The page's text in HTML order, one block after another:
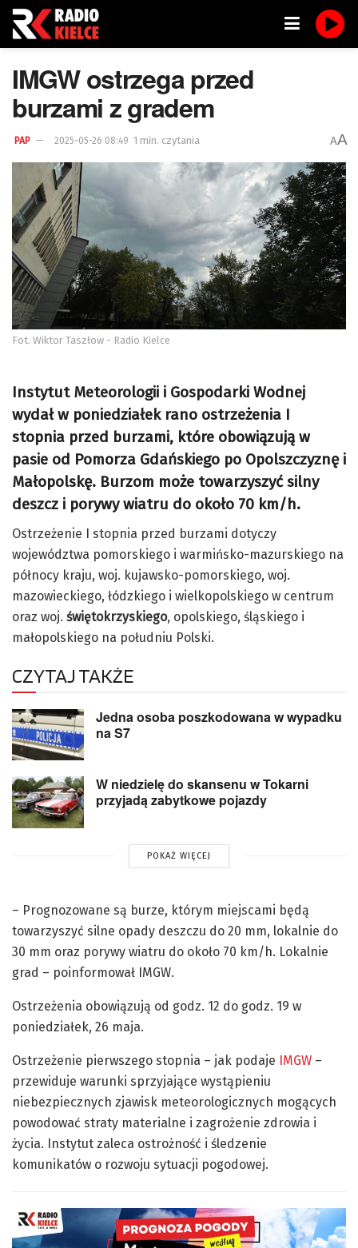
IMGW ostrzega przed
burzami z gradem
PAP 2025-05-26 08:49 1 min. czytania AA
Fot. Wiktor Taszłow - Radio Kielce
Instytut Meteorologii i Gospodarki Wodnej
wydał w poniedziałek rano ostrzeżenia I
stopnia przed burzami, które obowiązują w
pasie od Pomorza Gdańskiego po Opolszczyznę i
Małopolskę. Burzom może towarzyszyć silny
deszcz i porywy wiatru do około 70 km/h.
Ostrzeżenie I stopnia przed burzami dotyczy
województwa pomorskiego i warmińsko-mazurskiego na
północy kraju, woj. kujawsko-pomorskiego, woj.
mazowieckiego, łódzkiego i wielkopolskiego w centrum
oraz woj. świętokrzyskiego, opolskiego, śląskiego i
małopolskiego na południu Polski.
CZYTAJ TAKŻE
Jedna osoba poszkodowana w wypadku
na S7
W niedzielę do skansenu w Tokarni
przyjadą zabytkowe pojazdy
POKAŻ WIĘCEJ
– Prognozowane są burze, którym miejscami będą
towarzyszyć silne opady deszczu do 20 mm, lokalnie do
30 mm oraz porywy wiatru do około 70 km/h. Lokalnie
grad – poinformował IMGW.
Ostrzeżenia obowiązują od godz. 12 do godz. 19 w
poniedziałek, 26 maja.
Ostrzeżenie pierwszego stopnia – jak podaje IMGW –
przewiduje warunki sprzyjające wystąpieniu
niebezpiecznych zjawisk meteorologicznych mogących
powodować straty materialne i zagrożenie zdrowia i
życia. Instytut zaleca ostrożność i śledzenie
komunikatów o rozwoju sytuacji pogodowej.